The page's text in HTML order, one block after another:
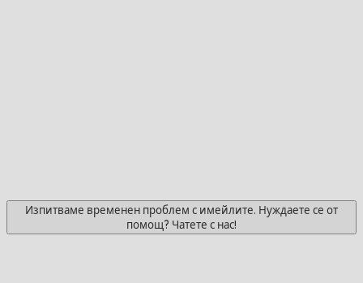
Изпитваме временен проблем с имейлите. Нуждаете се от
помощ? Чатете с нас!